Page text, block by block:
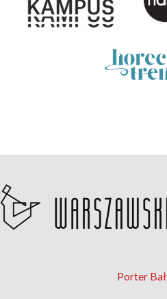
Porter